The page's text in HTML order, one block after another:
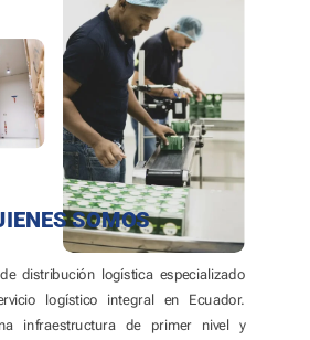
SOMOS
distribución logística especializado
logístico integral en Ecuador.
infraestructura de primer nivel y